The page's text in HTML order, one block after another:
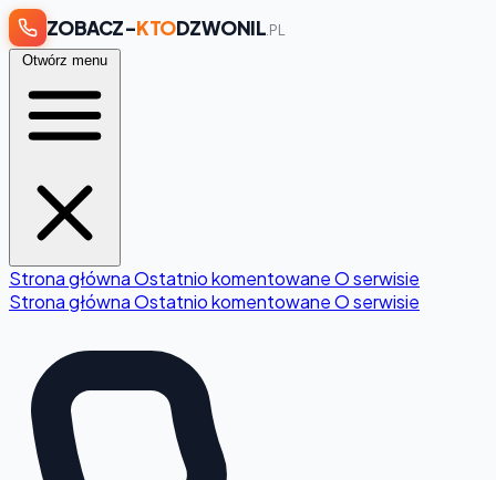
ZOBACZ-KTODZWONIL .PL
Otwórz menu
Strona głównaOstatnio komentowaneO serwisie
Strona głównaOstatnio komentowaneO serwisie